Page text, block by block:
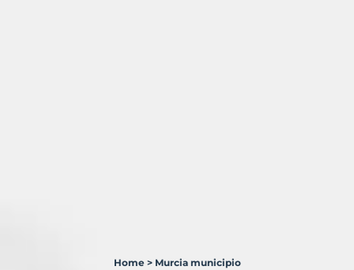
Home > Murcia municipio